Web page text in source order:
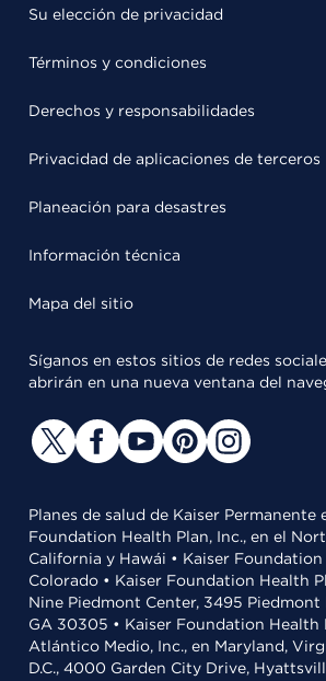
Su elección de privacidad
Términos y condiciones
Derechos y responsabilidades
Privacidad de aplicaciones de terceros
Planeación para desastres
Información técnica
Mapa del sitio
Síganos en estos sitios de redes
abrirán en una nueva ventana del
Planes de salud de Kaiser Permanente
Foundation Health Plan, Inc., en el
California y Hawái • Kaiser
Colorado • Kaiser Foundation Health
Nine Piedmont Center, 3495 Piedmont
GA 30305 • Kaiser Foundation Health
Atlántico Medio, Inc., en Maryland,
D.C., 4000 Garden City Drive,